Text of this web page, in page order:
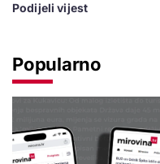
Podijeli vijest
Popularno